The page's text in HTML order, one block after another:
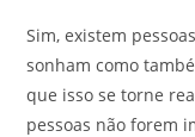
Sim, existem
sonham como
que isso se torne
pessoas não forem